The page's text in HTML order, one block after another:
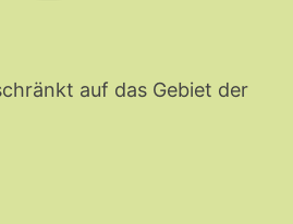
auf das Gebiet der